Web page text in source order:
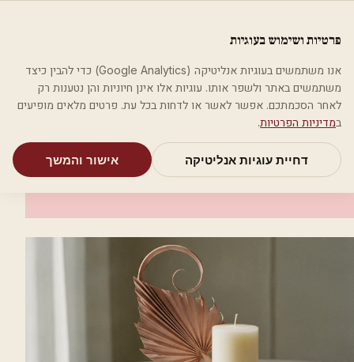
מאמריםקטגוריותחיפושאודות
בית קטגוריות אסתטיקה רפואית Ihair ד"ר שרית כהן
אסתטיקה רפואית
Ihair ד"ר שרית כהן
פרטיות ושימוש בעוגיות
אנו משתמשים בעוגיות אנליטיקה (Google Analytics) כדי להבין כיצד
משתמשים באתר ולשפר אותו. עוגיות אלו אינן חיוניות והן נטענות רק
לאחר הסכמתכם. אפשר לאשר או לדחות בכל עת. פרטים מלאים מופיעים
במדיניות הפרטיות.
דחיית עוגיות אנליטיקה אישור והמשך